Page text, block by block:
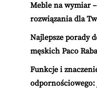
Meble na wymiar
rozwiązania dla
Najlepsze porady
męskich Paco
Funkcje i